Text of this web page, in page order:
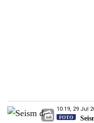
10:19, 29 Jul
FOTO